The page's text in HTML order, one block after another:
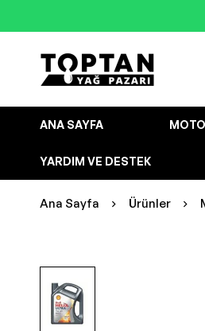
ANA SAYFA
YARDIM VE DESTEK
Ana Sayfa Ürünler